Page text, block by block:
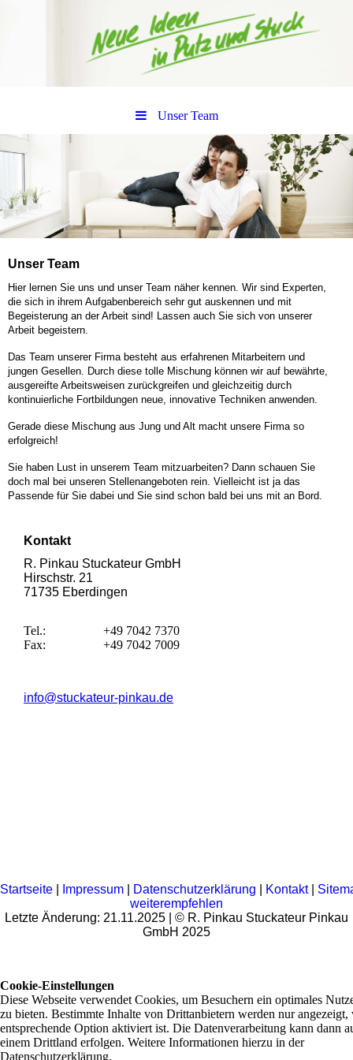
Unser Team
Unser Team
Hier lernen Sie uns und unser Team näher kennen. Wir sind Experten,
die sich in ihrem Aufgabenbereich sehr gut auskennen und mit
Begeisterung an der Arbeit sind! Lassen auch Sie sich von unserer
Arbeit begeistern.
Das Team unserer Firma besteht aus erfahrenen Mitarbeitern und
jungen Gesellen. Durch diese tolle Mischung können wir auf bewährte,
ausgereifte Arbeitsweisen zurückgreifen und gleichzeitig durch
kontinuierliche Fortbildungen neue, innovative Techniken anwenden.
Gerade diese Mischung aus Jung und Alt macht unsere Firma so
erfolgreich!
Sie haben Lust in unserem Team mitzuarbeiten? Dann schauen Sie
doch mal bei unseren Stellenangeboten rein. Vielleicht ist ja das
Passende für Sie dabei und Sie sind schon bald bei uns mit an Bord.
Kontakt
R. Pinkau Stuckateur GmbH
Hirschstr. 21
71735 Eberdingen
Tel.:
Fax:
+49 7042 7370
+49 7042 7009
info@stuckateur-pinkau.de
Startseite Impressum Datenschutzerklärung Kontakt|
weiterempfehlen
Letzte Änderung: 21.11.2025 | © R. Pinkau Stuckateur Pinkau
GmbH 2025
Cookie-Einstellungen
Diese Webseite verwendet Cookies, um Besuchern ein optimales
zu bieten. Bestimmte Inhalte von Drittanbietern werden nur angezeigt,
entsprechende Option aktiviert ist. Die Datenverarbeitung kann dann
einem Drittland erfolgen. Weitere Informationen hierzu in der
Datenschutzerklärung.